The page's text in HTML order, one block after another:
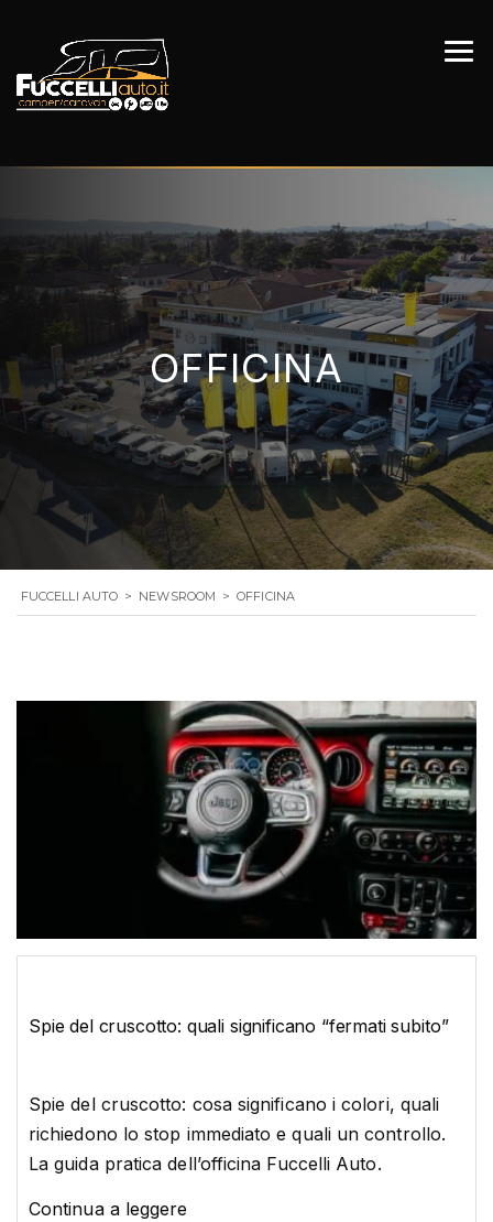
OFFICINA
FUCCELLI AUTO > NEWSROOM > OFFICINA
Spie del cruscotto: quali significano “fermati subito”
Spie del cruscotto: cosa significano i colori, quali
richiedono lo stop immediato e quali un controllo.
La guida pratica dell’officina Fuccelli Auto.
Continua a leggere